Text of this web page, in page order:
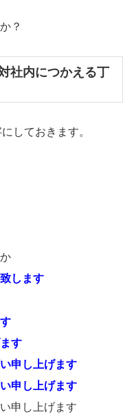
？
社内につかえる丁
しておきます。
します
す
申し上げます
申し上げます
申し上げます